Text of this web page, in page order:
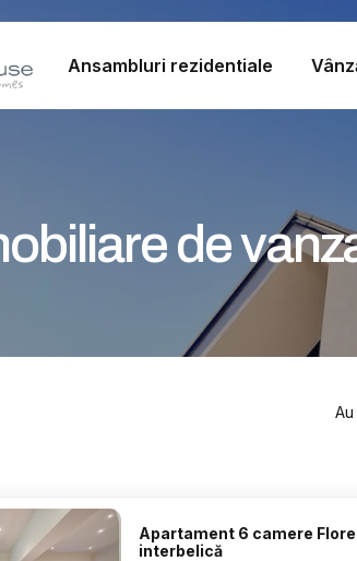
Ansambluri rezidentiale
de
Apartament 6 camere
interbelică